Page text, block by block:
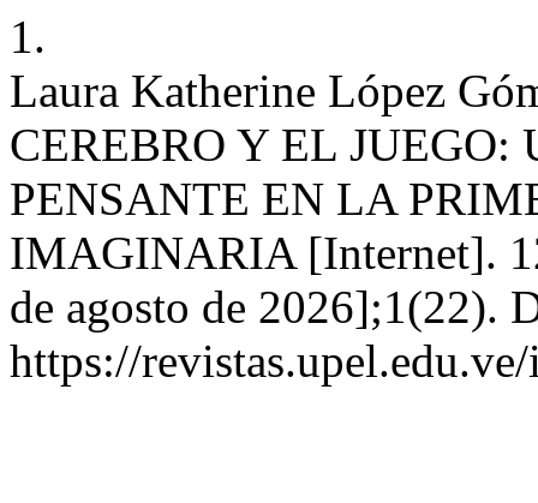
1.
Laura Katherine López
CEREBRO Y EL
PENSANTE EN LA
IMAGINARIA [Internet].
de agosto de 2026];1(22).
https://